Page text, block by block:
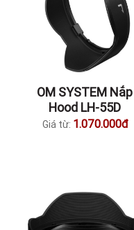
OM SYSTEM Nắp
Hood LH-55D
Giá từ: 1.070.000đ